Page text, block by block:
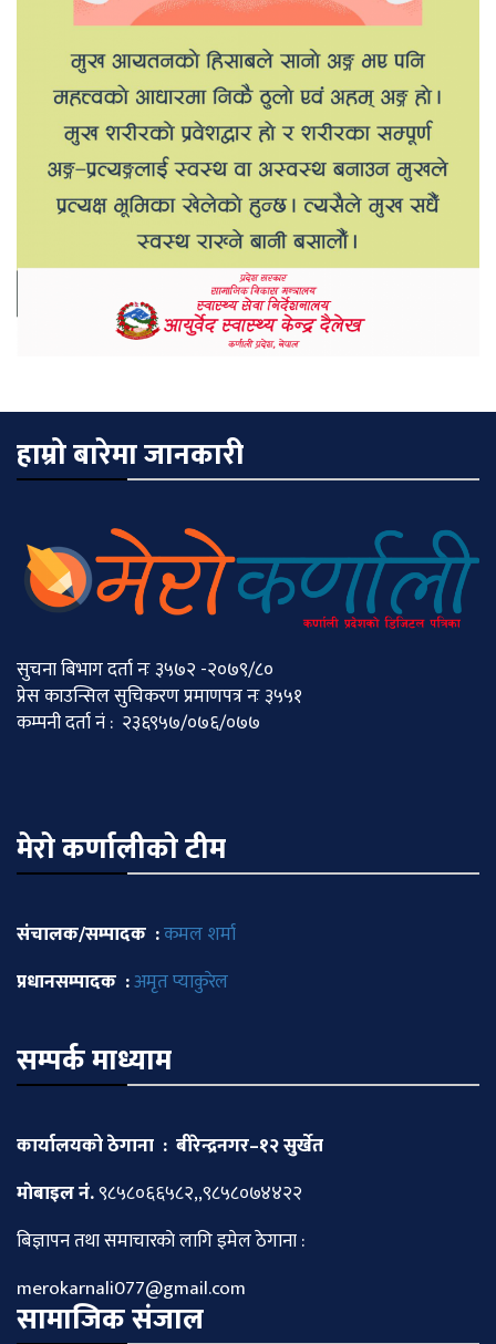
हाम्रो बारेमा जानकारी
सुचना बिभाग दर्ता नः ३५७२ -२०७९/८०
प्रेस काउन्सिल सुचिकरण प्रमाणपत्र नः ३५५१
कम्पनी दर्ता नं : २३६९५७/०७६/०७७
मेराे कर्णालीकाे टीम
संचालक/सम्पादक :कमल शर्मा
प्रधानसम्पादक :अमृत प्याकुरेल
सम्पर्क माध्याम
कार्यालयको ठेगाना : बीरेन्द्रनगर–१२ सुर्खेत
माेबाइल नं.९८५८०६६५८२,,९८५८०७४४२२
बिज्ञापन तथा समाचारकाे लागि इमेल ठेगाना :
merokarnali077@gmail.com
सामाजिक संजाल